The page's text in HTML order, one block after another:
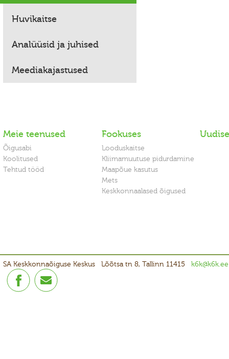
Huvikaitse
Analüüsid ja juhised
Meediakajastused
Meie teenused
Õigusabi
Koolitused
Tehtud tööd
Fookuses
Looduskaitse
Kliimamuutuse pidurdamine
Maapõue kasutus
Mets
Keskkonnaalased õigused
SA Keskkonnaõiguse Keskus Lõõtsa tn 8, Tallinn 11415 k6k@k6k.ee